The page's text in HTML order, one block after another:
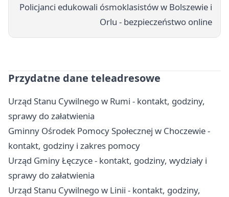
Policjanci edukowali ósmoklasistów w Bolszewie i
Orlu - bezpieczeństwo online
Przydatne dane teleadresowe
Urząd Stanu Cywilnego w Rumi - kontakt, godziny,
sprawy do załatwienia
Gminny Ośrodek Pomocy Społecznej w Choczewie -
kontakt, godziny i zakres pomocy
Urząd Gminy Łęczyce - kontakt, godziny, wydziały i
sprawy do załatwienia
Urząd Stanu Cywilnego w Linii - kontakt, godziny,